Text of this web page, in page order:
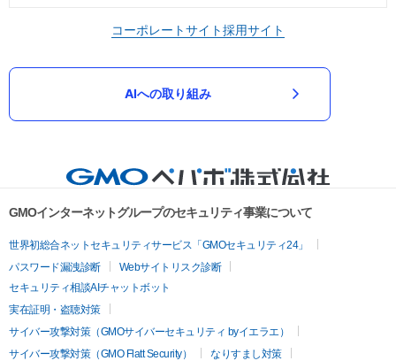
コーポレートサイト採用サイト
AIへの取り組み
GMOインターネットグループのセキュリティ事業について
世界初総合ネットセキュリティサービス「GMOセキュリティ24」
パスワード漏洩診断
Webサイトリスク診断
セキュリティ相談AIチャットボット
実在証明・盗聴対策
サイバー攻撃対策（GMOサイバーセキュリティ byイエラエ）
サイバー攻撃対策（GMO Flatt Security）
なりすまし対策